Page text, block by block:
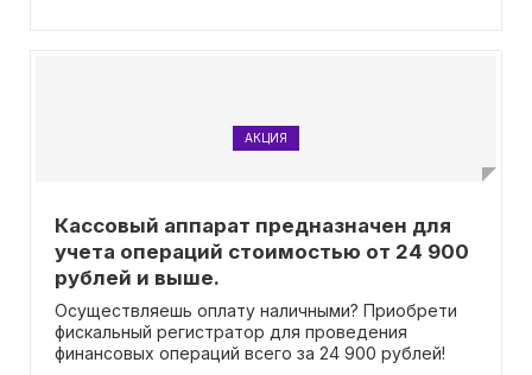
АКЦИЯ
Кассовый аппарат предназначен для
учета операций стоимостью от 24 900
рублей и выше.
Осуществляешь оплату наличными? Приобрети
фискальный регистратор для проведения
финансовых операций всего за 24 900 рублей!